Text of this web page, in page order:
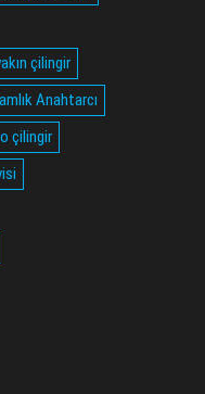
çilingir
Anahtarcı
çilingir